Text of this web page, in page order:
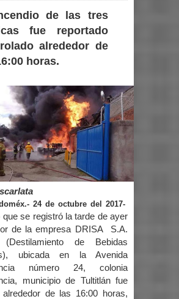
de las tres
fue reportado
alrededor de
horas.
24 de octubre del 2017-
que se registró la tarde de ayer
de la empresa DRISA S.A.
de Bebidas
ubicada en la Avenida
número 24, colonia
municipio de Tultitlán fue
alrededor de las 16:00 horas,